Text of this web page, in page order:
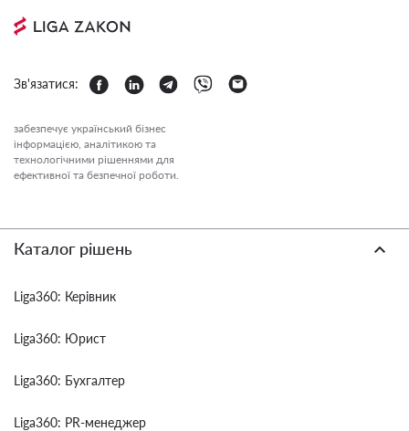
Зв'язатися:
забезпечує український бізнес
інформацією, аналітикою та
технологічними рішеннями для
ефективної та безпечної роботи.
Каталог рішень
Liga360: Керівник
Liga360: Юрист
Liga360: Бухгалтер
Liga360: PR-менеджер